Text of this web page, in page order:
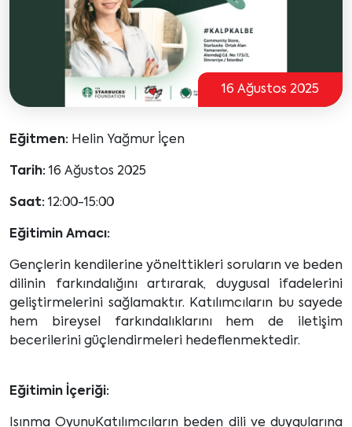
16 Ağustos 2025
Eğitmen: Helin Yağmur İçen
Tarih: 16 Ağustos 2025
Saat: 12:00-15:00
Eğitimin Amacı:
Gençlerin kendilerine yönelttikleri soruların ve beden
dilinin farkındalığını artırarak, duygusal ifadelerini
geliştirmelerini sağlamaktır. Katılımcıların bu sayede
hem bireysel farkındalıklarını hem de iletişim
becerilerini güçlendirmeleri hedeflenmektedir.
Eğitimin İçeriği:
Isınma OyunuKatılımcıların beden dili ve duygularına